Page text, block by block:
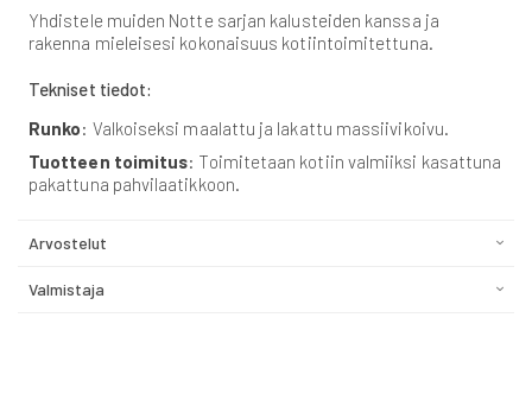
Yhdistele muiden Notte sarjan kalusteiden kanssa ja
rakenna mieleisesi kokonaisuus kotiintoimitettuna.
Tekniset tiedot:
Runko: Valkoiseksi maalattu ja lakattu massiivikoivu.
Tuotteen toimitus: Toimitetaan kotiin valmiiksi kasattuna
pakattuna pahvilaatikkoon.
Arvostelut
Valmistaja